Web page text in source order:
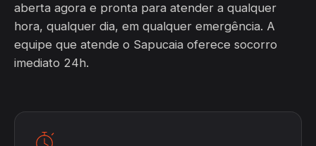
aberta agora e pronta para atender a qualquer
hora, qualquer dia, em qualquer emergência. A
equipe que atende o Sapucaia oferece socorro
imediato 24h.